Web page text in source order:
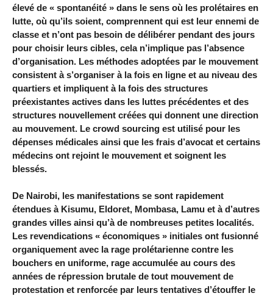
élevé de « spontanéité » dans le sens où les prolétaires en
lutte, où qu’ils soient, comprennent qui est leur ennemi de
classe et n’ont pas besoin de délibérer pendant des jours
pour choisir leurs cibles, cela n’implique pas l’absence
d’organisation. Les méthodes adoptées par le mouvement
consistent à s’organiser à la fois en ligne et au niveau des
quartiers et impliquent à la fois des structures
préexistantes actives dans les luttes précédentes et des
structures nouvellement créées qui donnent une direction
au mouvement. Le crowd sourcing est utilisé pour les
dépenses médicales ainsi que les frais d’avocat et certains
médecins ont rejoint le mouvement et soignent les
blessés.
De Nairobi, les manifestations se sont rapidement
étendues à Kisumu, Eldoret, Mombasa, Lamu et à d’autres
grandes villes ainsi qu’à de nombreuses petites localités.
Les revendications « économiques » initiales ont fusionné
organiquement avec la rage prolétarienne contre les
bouchers en uniforme, rage accumulée au cours des
années de répression brutale de tout mouvement de
protestation et renforcée par leurs tentatives d’étouffer le